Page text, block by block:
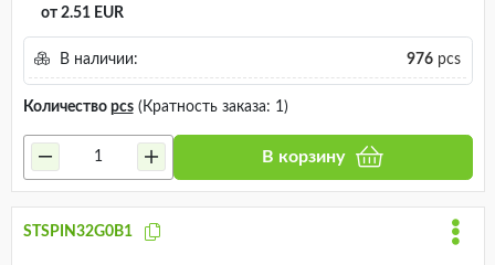
от 2.51 EUR
В наличии: 976pcs
Количество pcs(Кратность заказа: 1)
В корзину
STSPIN32G0B1